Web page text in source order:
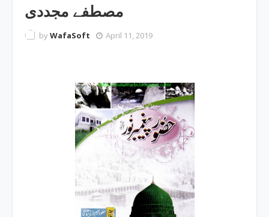
مصطفے مجددی
byWafaSoft April 11, 2019